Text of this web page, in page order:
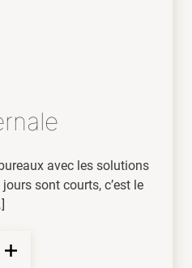
avec les solutions
sont courts, c’est le